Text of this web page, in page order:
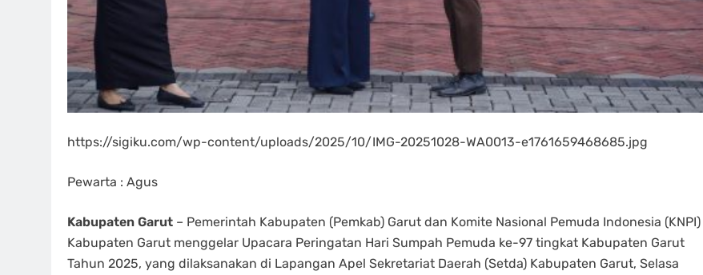
https://sigiku.com/wp-content/uploads/2025/10/IMG-20251028-WA0013-e1761659468685.jpg
Pewarta : Agus
Kabupaten Garut – Pemerintah Kabupaten (Pemkab) Garut dan Komite Nasional Pemuda Indonesia (KNPI)
Kabupaten Garut menggelar Upacara Peringatan Hari Sumpah Pemuda ke-97 tingkat Kabupaten Garut
Tahun 2025, yang dilaksanakan di Lapangan Apel Sekretariat Daerah (Setda) Kabupaten Garut, Selasa